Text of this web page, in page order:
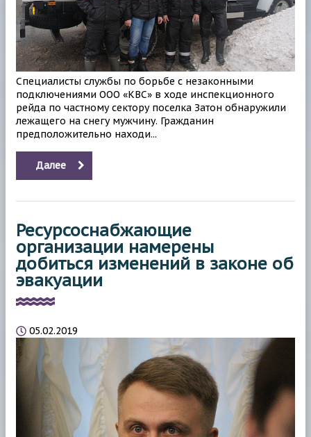
Специалисты службы по борьбе с незаконными
подключениями ООО «КВС» в ходе инспекционного
рейда по частному сектору поселка Затон обнаружили
лежащего на снегу мужчину. Гражданин
предположительно находи...
Далее
Ресурсоснабжающие
организации намерены
добиться изменений в законе об
эвакуации
05.02.2019